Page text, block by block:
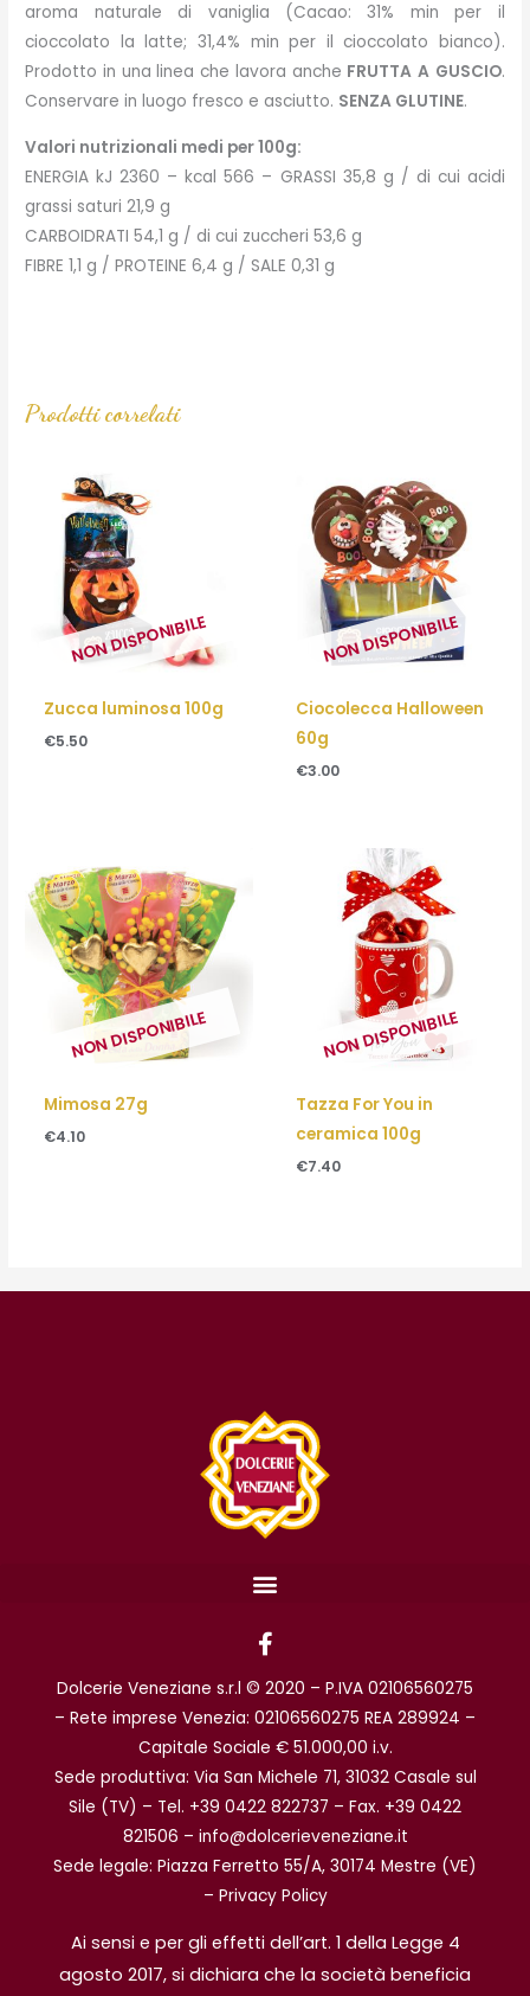
aroma naturale di vaniglia (Cacao: 31% min per il
cioccolato la latte; 31,4% min per il cioccolato bianco).
Prodotto in una linea che lavora anche FRUTTA A GUSCIO.
Conservare in luogo fresco e asciutto. SENZA GLUTINE.
Valori nutrizionali medi per 100g:
ENERGIA kJ 2360 – kcal 566 – GRASSI 35,8 g / di cui acidi
grassi saturi 21,9 g
CARBOIDRATI 54,1 g / di cui zuccheri 53,6 g
FIBRE 1,1 g / PROTEINE 6,4 g / SALE 0,31 g
Prodotti correlati
NON DISPONIBILE
Zucca luminosa 100g
€5.50
NON DISPONIBILE
Ciocolecca Halloween
60g
€3.00
NON DISPONIBILE
Mimosa 27g
€4.10
NON DISPONIBILE
Tazza For You in
ceramica 100g
€7.40
F
a
c
e
b
o
o
k
-
f
Dolcerie Veneziane s.r.l © 2020 – P.IVA 02106560275
– Rete imprese Venezia: 02106560275 REA 289924 –
Capitale Sociale € 51.000,00 i.v.
Sede produttiva: Via San Michele 71, 31032 Casale sul
Sile (TV) – Tel. +39 0422 822737 – Fax. +39 0422
821506 – info@dolcerieveneziane.it
Sede legale: Piazza Ferretto 55/A, 30174 Mestre (VE)
– Privacy Policy
Ai sensi e per gli effetti dell’art. 1 della Legge 4
agosto 2017, si dichiara che la società beneficia